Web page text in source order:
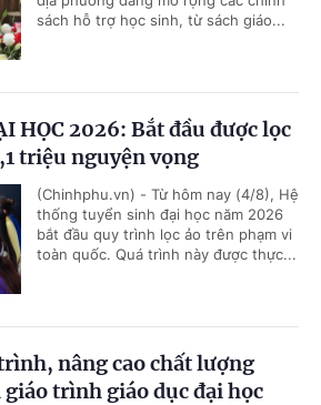
sách hỗ trợ học sinh, từ sách giáo...
HỌC 2026: Bắt đầu được lọc
triệu nguyện vọng
(Chinhphu.vn) - Từ hôm nay (4/8), Hệ
thống tuyển sinh đại học năm 2026
bắt đầu quy trình lọc ảo trên phạm vi
toàn quốc. Quá trình này được thực...
nâng cao chất lượng
trình giáo dục đại học